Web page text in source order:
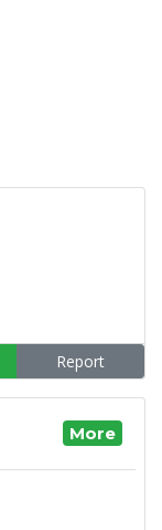
Report
More